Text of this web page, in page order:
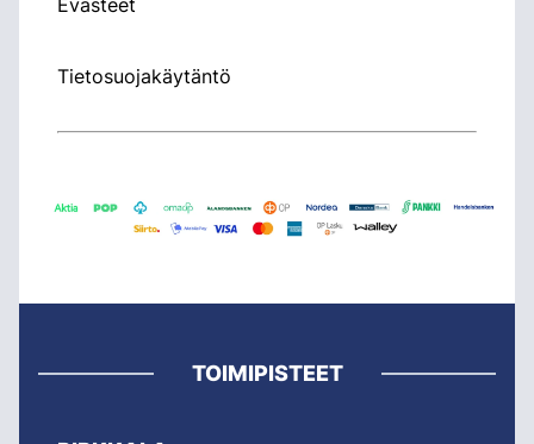
Tietosuojakäytäntö
TOIMIPISTEET